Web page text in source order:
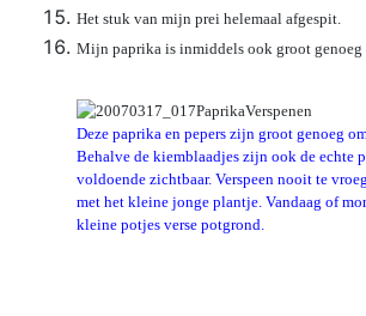
Het stuk van mijn prei helemaal afgespit.
Mijn paprika is inmiddels ook groot genoeg
Deze paprika en pepers zijn groot genoeg
Behalve de kiemblaadjes zijn ook de echte
voldoende zichtbaar. Verspeen nooit te
met het kleine jonge plantje. Vandaag of
kleine potjes verse potgrond.